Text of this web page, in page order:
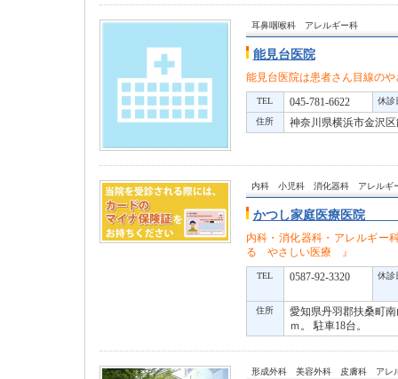
耳鼻咽喉科 アレルギー科
能見台医院
能見台医院は患者さん目線の
TEL 045-781-6622 休診
住所 神奈川県横浜市金沢
内科 小児科 消化器科 アレル
かつし家庭医療医院
内科・消化器科・アレル
る やさしい医療 』
TEL 0587-92-3320 休診
住所
愛知県丹羽郡扶桑町
ｍ。 駐車18台。
形成外科 美容外科 皮膚科 アレ